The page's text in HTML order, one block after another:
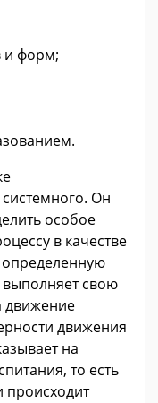
и форм;
системного. Он
особое
в качестве
выполняет свою
движение
движения
на
то есть
происходит